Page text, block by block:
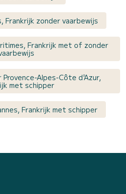
Frankrijk zonder vaarbewijs
Frankrijk met of zonder
Alpes-Côte d'Azur,
met schipper
Frankrijk met schipper